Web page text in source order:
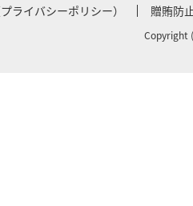
ライバシーポリシー） 贈賄防
Copyright